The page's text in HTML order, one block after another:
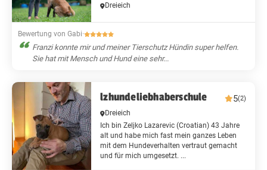
Dreieich
Bewertung von Gabi·
Franzi konnte mir und meiner Tierschutz Hündin super helfen.
Sie hat mit Mensch und Hund eine sehr...
lzhundeliebhaberschule 5(2)
Dreieich
Ich bin Zeljko Lazarevic (Croatian) 43 Jahre
alt und habe mich fast mein ganzes Leben
mit dem Hundeverhalten vertraut gemacht
und für mich umgesetzt. ...